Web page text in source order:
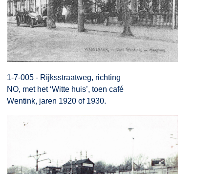
1-7-005 - Rijksstraatweg, richting
NO, met het ‘Witte huis’, toen café
Wentink, jaren 1920 of 1930.